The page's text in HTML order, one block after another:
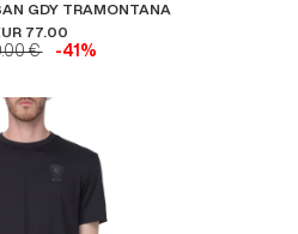
GDY TRAMONTANA
77.00
€ -41%